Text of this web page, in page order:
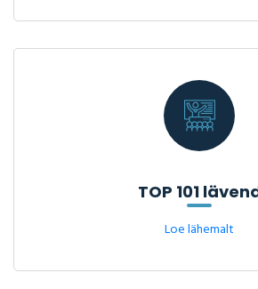
TOP 101
Loe lähemalt